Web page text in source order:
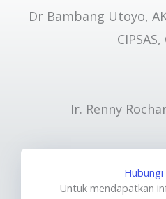
Dr Bambang Utoyo,
CIPSAS,
Ir. Renny
Hubungi
Untuk mendapatkan